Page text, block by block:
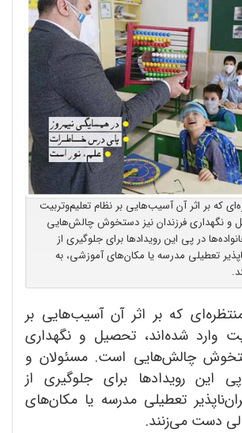
که بر اثر آن آسیب‌هایی بر نظام تعلیم‌و‌تربیت
و نگهداری فرزندان نیز دستخوش چالش‌هایی
در پی این رویدادها برای جلوگیری از
تعطیلی مدرسه یا مکان‌های آموزشی، به
که بر اثر آن آسیب‌هایی بر
وارد شده‌اند، تحصیل و نگهداری
چالش‌هایی است. مسئولان و
این رویدادها برای جلوگیری از
تعطیلی مدرسه یا مکان‌های
دست می‌زنند.